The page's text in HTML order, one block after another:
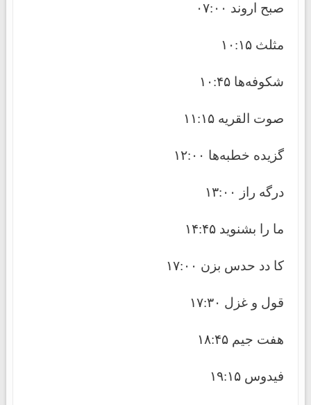
صبح اروند ۰۷:۰۰
مثلث ۱۰:۱۵
شکوفه‌ها ۱۰:۴۵
صوت القریه ۱۱:۱۵
گزیده خطبه‌ها ۱۲:۰۰
درگه راز ۱۳:۰۰
ما را بشنوید ۱۴:۴۵
کا دد حدس بزن ۱۷:۰۰
قول و غزل ۱۷:۳۰
هفت جیم ۱۸:۴۵
فیدوس ۱۹:۱۵